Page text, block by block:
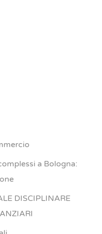
a Bologna:
DISCIPLINARE